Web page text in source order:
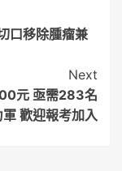
口移除腫瘤兼
Next
元 亟需283名
軍 歡迎報考加入